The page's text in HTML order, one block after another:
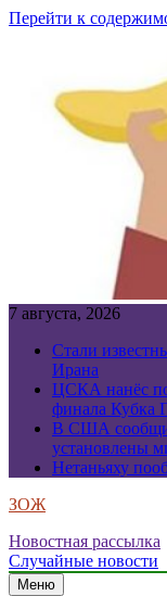
Перейти к
7 августа, 2026
Стали
Ирана
ЦСКА нанёс
финала Кубка
В США
установлены
Нетаньяху
ЗОЖ
Новостная рассылка
Случайные новости
Меню